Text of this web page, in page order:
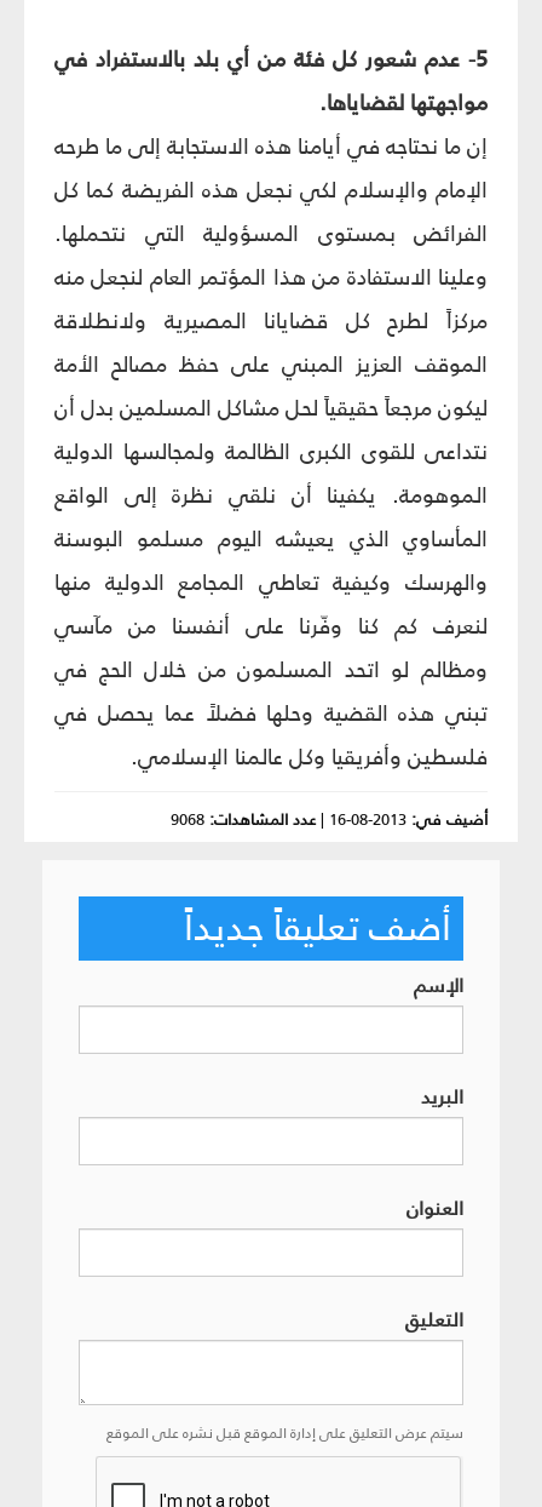
5- عدم شعور كل فئة من أي بلد بالاستفراد في
مواجهتها لقضاياها.
إن ما نحتاجه في أيامنا هذه الاستجابة إلى ما طرحه
الإمام والإسلام لكي نجعل هذه الفريضة كما كل
الفرائض بمستوى المسؤولية التي نتحملها.
وعلينا الاستفادة من هذا المؤتمر العام لنجعل منه
مركزاً لطرح كل قضايانا المصيرية ولانطلاقة
الموقف العزيز المبني على حفظ مصالح الأمة
ليكون مرجعاً حقيقياً لحل مشاكل المسلمين بدل أن
نتداعى للقوى الكبرى الظالمة ولمجالسها الدولية
الموهومة. يكفينا أن نلقي نظرة إلى الواقع
المأساوي الذي يعيشه اليوم مسلمو البوسنة
والهرسك وكيفية تعاطي المجامع الدولية منها
لنعرف كم كنا وفّرنا على أنفسنا من مآسي
ومظالم لو اتحد المسلمون من خلال الحج في
تبني هذه القضية وحلها فضلاً عما يحصل في
فلسطين وأفريقيا وكل عالمنا الإسلامي.
أضيف في: 2013-08-16
|عدد المشاهدات: 9068
أضف تعليقاً جديداً
الإسم
البريد
العنوان
التعليق
سيتم عرض التعليق على إدارة الموقع قبل نشره على الموقع